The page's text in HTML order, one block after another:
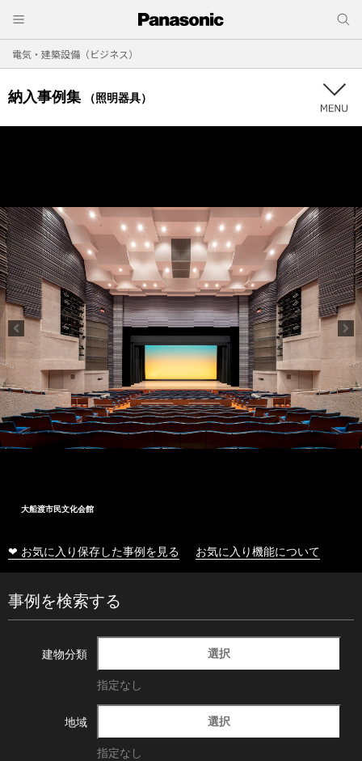
電気・建築設備（ビジネス）
納入事例集 （照明器具）
大船渡市民文化会館
❤ お気に入り保存した事例を見る お気に入り機能について
事例を検索する
建物分類 選択
指定なし
地域 選択
指定なし